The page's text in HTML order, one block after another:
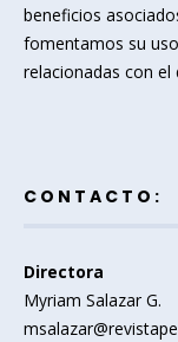
beneficios
fomentamos su
relacionadas con el
CONTACTO:
Directora
Myriam Salazar G.